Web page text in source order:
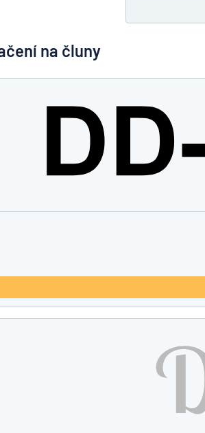
Nenacházíte, co hledáte?
na čluny